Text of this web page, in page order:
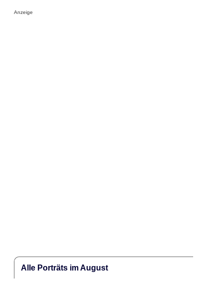
Anzeige
Alle Porträts im August